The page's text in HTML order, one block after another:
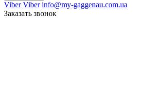
Viber Viber info@my-gaggenau.com.ua
Заказать звонок